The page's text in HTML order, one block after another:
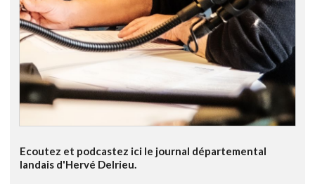
Ecoutez et podcastez ici le journal départemental
landais d'Hervé Delrieu.